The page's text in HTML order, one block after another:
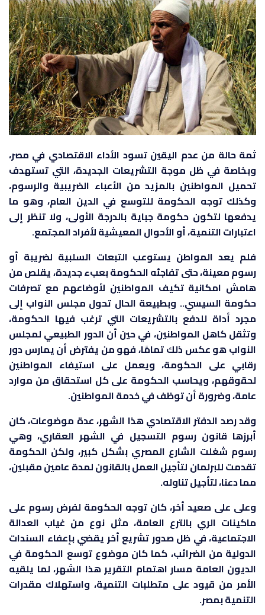
ثمة حالة من عدم اليقين تسود الأداء الاقتصادي في مصر،
وبخاصة في ظل موجة التشريعات الجديدة، التي تستهدف
تحميل المواطنين بالمزيد من الأعباء الضريبية والرسوم،
وكذلك توجه الحكومة للتوسع في الدين العام، وهو ما
يدفعها لتكون حكومة جباية بالدرجة الأولى، ولا تنظر إلى
اعتبارات التنمية، أو الأحوال المعيشية لأفراد المجتمع.
فلم يعد المواطن يستوعب التبعات السلبية لضريبة أو
رسوم معينة، حتى تفاجئه الحكومة بعبء جديدة، يقلص من
هامش امكانية تكيف المواطنين لأوضاعهم مع تصرفات
حكومة السيسي.. وبطبيعة الحال تحول مجلس النواب إلى
مجرد أداة للدفع بالتشريعات التي ترغب فيها الحكومة،
وتثقل كاهل المواطنين، في حين أن الدور الطبيعي لمجلس
النواب هو عكس ذلك تمامًا، فهو من يفترض أن يمارس دور
رقابي على الحكومة، ويعمل على استيفاء المواطنين
لحقوقهم، ويحاسب الحكومة على كل استحقاق من موارد
عامة، وضرورة أن توظف في خدمة المواطنين.
وقد رصد الدفتر الاقتصادي هذا الشهر، عدة موضوعات، كان
أبرزها قانون رسوم التسجيل في الشهر العقاري، وهي
رسوم شغلت الشارع المصري بشكل كبير، ولكن الحكومة
تقدمت للبرلمان لتأجيل العمل بالقانون لمدة عامين مقبلين،
مما دعنا، لتأجيل تناوله.
وعلى على صعيد أخر، كان توجه الحكومة لفرض رسوم على
ماكينات الري بالترع العامة، مثل نوع من غياب العدالة
الاجتماعية، في ظل صدور تشريع أخر يقضي بإعفاء السندات
الدولية من الضرائب، كما كان موضوع توسع الحكومة في
الديون العامة مسار اهتمام التقرير هذا الشهر، لما يلقيه
الأمر من قيود على متطلبات التنمية، واستهلاك مقدرات
التنمية بمصر.